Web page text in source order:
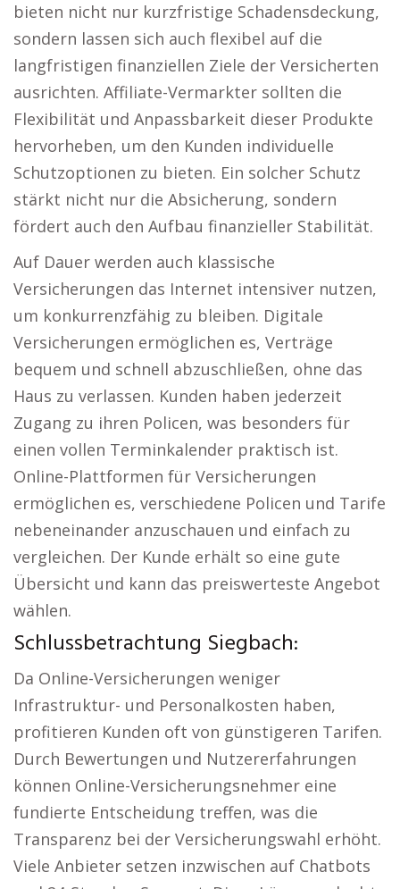
bieten nicht nur kurzfristige Schadensdeckung,
sondern lassen sich auch flexibel auf die
langfristigen finanziellen Ziele der Versicherten
ausrichten. Affiliate-Vermarkter sollten die
Flexibilität und Anpassbarkeit dieser Produkte
hervorheben, um den Kunden individuelle
Schutzoptionen zu bieten. Ein solcher Schutz
stärkt nicht nur die Absicherung, sondern
fördert auch den Aufbau finanzieller Stabilität.
Auf Dauer werden auch klassische
Versicherungen das Internet intensiver nutzen,
um konkurrenzfähig zu bleiben. Digitale
Versicherungen ermöglichen es, Verträge
bequem und schnell abzuschließen, ohne das
Haus zu verlassen. Kunden haben jederzeit
Zugang zu ihren Policen, was besonders für
einen vollen Terminkalender praktisch ist.
Online-Plattformen für Versicherungen
ermöglichen es, verschiedene Policen und Tarife
nebeneinander anzuschauen und einfach zu
vergleichen. Der Kunde erhält so eine gute
Übersicht und kann das preiswerteste Angebot
wählen.
Schlussbetrachtung Siegbach:
Da Online-Versicherungen weniger
Infrastruktur- und Personalkosten haben,
profitieren Kunden oft von günstigeren Tarifen.
Durch Bewertungen und Nutzererfahrungen
können Online-Versicherungsnehmer eine
fundierte Entscheidung treffen, was die
Transparenz bei der Versicherungswahl erhöht.
Viele Anbieter setzen inzwischen auf Chatbots